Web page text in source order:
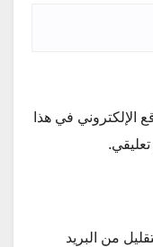
الإلكتروني في هذا
من البريد